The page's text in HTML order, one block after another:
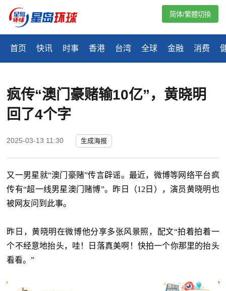
首页 快讯 时事 香港 台湾 全球 金融 消费
简体/繁體切換
疯传“澳门豪赌输10亿”，黄晓明
回了4个字
2025-03-13 11:30 生成海报
又一男星就“澳门豪赌”传言辟谣。最近，微博等网络平台疯
传有“超一线男星澳门赌博”。昨日（12日），演员黄晓明也
被网友问到此事。
昨日，黄晓明在微博他分享多张风景照，配文“拍着拍着一
个不经意地抬头，哇！日落真美啊！快拍一个你那里的抬头
看看。”